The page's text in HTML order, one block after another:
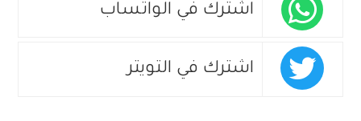
اشترك في الواتساب
اشترك في التويتر